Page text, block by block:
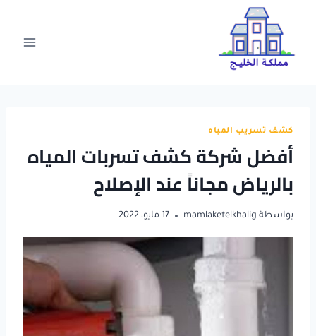
المحتوى
كشف تسريب المياه
أفضل شركة كشف تسربات المياه
بالرياض مجاناً عند الإصلاح
بواسطة mamlaketelkhalig 17 مايو، 2022